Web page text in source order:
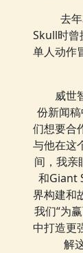
去
Skull时曾
单人动作
威世
份新闻
们想要合
与他在这
间，我亲
和Giant
界构建和
我们“为
中打造更
解